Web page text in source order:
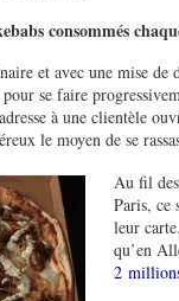
consommés
et avec une mise
se faire
à une clientèle
le moyen de se
Au fil
Paris, ce
leur
qu’en
2